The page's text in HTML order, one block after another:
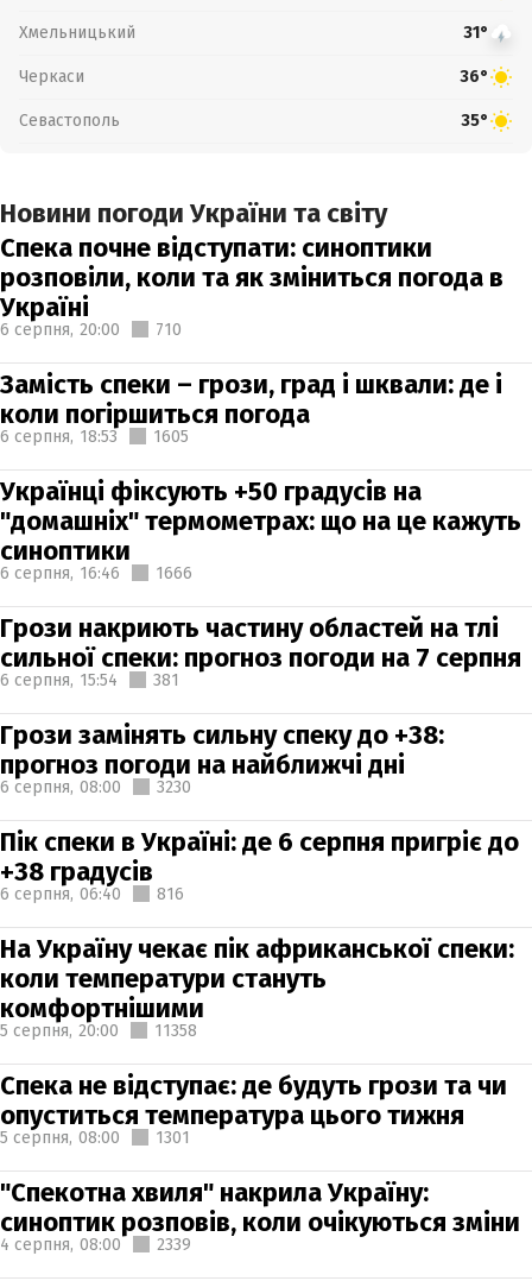
Хмельницький 31°
Черкаси 36°
Севастополь 35°
Новини погоди України та світу
Спека почне відступати: синоптики
розповіли, коли та як зміниться погода в
Україні
6 серпня, 20:00 710
Замість спеки – грози, град і шквали: де і
коли погіршиться погода
6 серпня, 18:53 1605
Українці фіксують +50 градусів на
"домашніх" термометрах: що на це кажуть
синоптики
6 серпня, 16:46 1666
Грози накриють частину областей на тлі
сильної спеки: прогноз погоди на 7 серпня
6 серпня, 15:54 381
Грози замінять сильну спеку до +38:
прогноз погоди на найближчі дні
6 серпня, 08:00 3230
Пік спеки в Україні: де 6 серпня пригріє до
+38 градусів
6 серпня, 06:40 816
На Україну чекає пік африканської спеки:
коли температури стануть
комфортнішими
5 серпня, 20:00 11358
Спека не відступає: де будуть грози та чи
опуститься температура цього тижня
5 серпня, 08:00 1301
"Спекотна хвиля" накрила Україну:
синоптик розповів, коли очікуються зміни
4 серпня, 08:00 2339